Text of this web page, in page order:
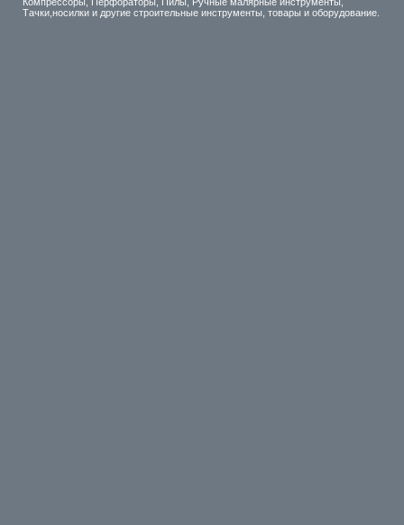
Тачки,носилки и другие строительные инструменты, товары и оборудование.